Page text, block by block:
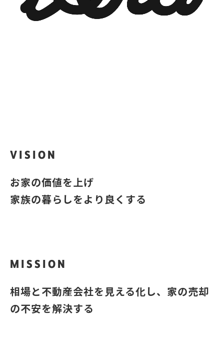
VISION
お家の価値を上げ
家族の暮らしをより良くする
MISSION
相場と不動産会社を見える化し、家の売却
の不安を解決する